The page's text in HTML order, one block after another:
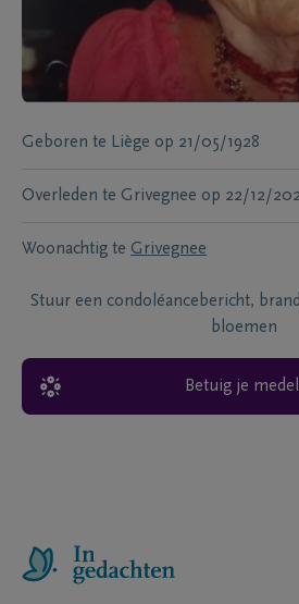
Geboren te Liège op 21/05/1928
Overleden te Grivegnee op 22/12/
Woonachtig te Grivegnee
Stuur een condoléancebericht,
bloemen
Betuig je